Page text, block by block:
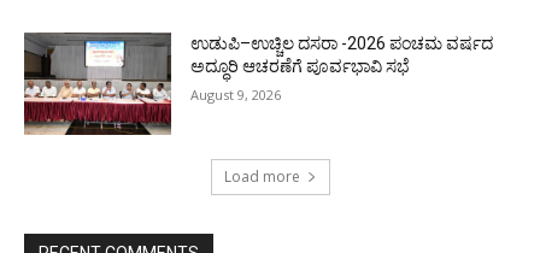
ಉಡುಪಿ–ಉಚ್ಚಿಲ ದಸರಾ -2026 ಪಂಚಮ ವರ್ಷದ
ಅದ್ಧೂರಿ ಆಚರಣೆಗೆ ಪೂರ್ವಭಾವಿ ಸಭೆ
August 9, 2026
Load more